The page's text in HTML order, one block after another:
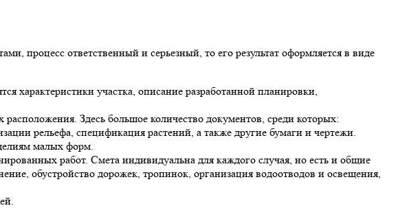
процесс ответственный и серьезный, то его результат оформляется в виде
характеристики участка, описание разработанной планировки,
Здесь большое количество документов, среди которых:
рельефа, спецификация растений, а также другие бумаги и чертежи.
малых форм.
работ. Смета индивидуальна для каждого случая, но есть и общие
обустройство дорожек, тропинок, организация водоотводов и освещения,